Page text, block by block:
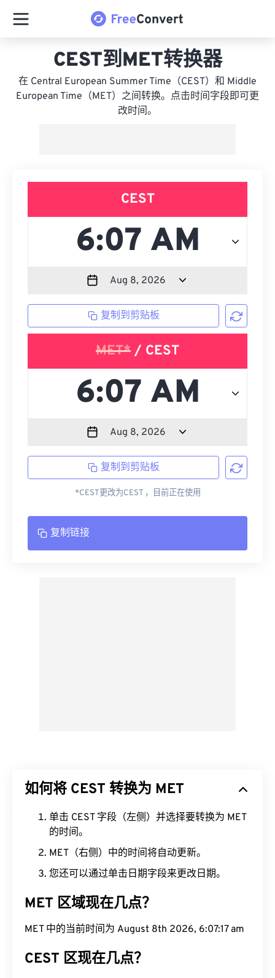
CEST到MET转换器
在 Central European Summer Time（CEST）和 Middle
European Time（MET）之间转换。点击时间字段即可更
改时间。
CEST
复制到剪贴板
MET* / CEST
复制到剪贴板
*CEST更改为CEST ，目前正在使用
复制链接
如何将 CEST 转换为 MET
单击 CEST 字段（左侧）并选择要转换为 MET
的时间。
MET（右侧）中的时间将自动更新。
您还可以通过单击日期字段来更改日期。
MET 区域现在几点？
MET 中的当前时间为 August 8th 2026, 6:07:18 am
CEST 区现在几点？